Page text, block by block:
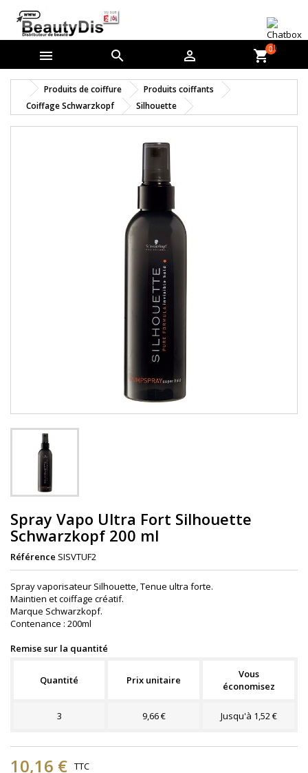
   shopping_cart0
Produits de coiffure
Produits coiffants
Coiffage Schwarzkopf
Silhouette
Spray Vapo Ultra Fort Silhouette
Schwarzkopf 200 ml
Référence SISVTUF2
Spray vaporisateur Silhouette, Tenue ultra forte.
Maintien et coiffage créatif.
Marque Schwarzkopf.
Contenance : 200ml
Remise sur la quantité
Quantité Prix unitaire
Vous
économisez
3 9,66 € Jusqu'à 1,52 €
10,16 € TTC